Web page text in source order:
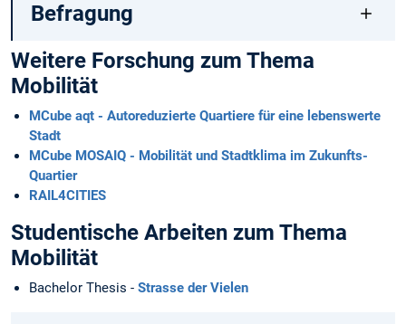
Befragung
Weitere Forschung zum Thema
Mobilität
MCube aqt - Autoreduzierte Quartiere für eine lebenswerte
Stadt
MCube MOSAIQ - Mobilität und Stadtklima im Zukunfts-
Quartier
RAIL4CITIES
Studentische Arbeiten zum Thema
Mobilität
Bachelor Thesis - Strasse der Vielen